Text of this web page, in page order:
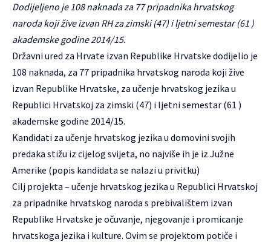
Dodijeljeno je 108 naknada za 77 pripadnika hrvatskog
naroda koji žive izvan RH za zimski (47) i ljetni semestar (61 )
akademske godine 2014/15.
Državni ured za Hrvate izvan Republike Hrvatske dodijelio je
108 naknada, za 77 pripadnika hrvatskog naroda koji žive
izvan Republike Hrvatske, za učenje hrvatskog jezika u
Republici Hrvatskoj za zimski (47) i ljetni semestar (61 )
akademske godine 2014/15.
Kandidati za učenje hrvatskog jezika u domovini svojih
predaka stižu iz cijelog svijeta, no najviše ih je iz Južne
Amerike (popis kandidata se nalazi u privitku)
Cilj projekta – učenje hrvatskog jezika u Republici Hrvatskoj
za pripadnike hrvatskog naroda s prebivalištem izvan
Republike Hrvatske je očuvanje, njegovanje i promicanje
hrvatskoga jezika i kulture. Ovim se projektom potiče i